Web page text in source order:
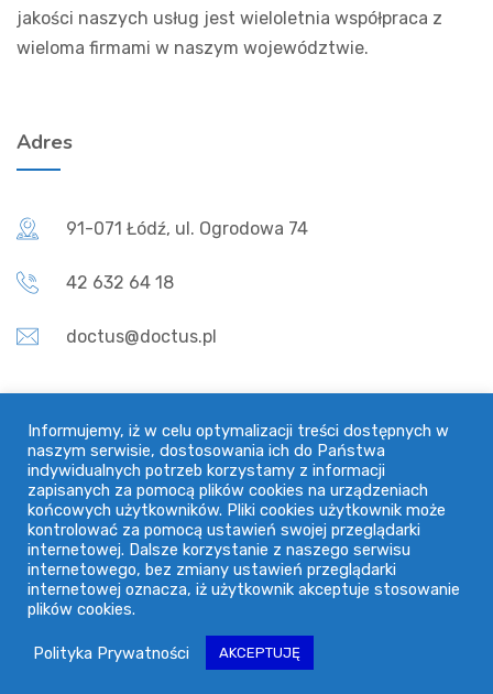
jakości naszych usług jest wieloletnia współpraca z
wieloma firmami w naszym województwie.
Adres
91-071 Łódź, ul. Ogrodowa 74
42 632 64 18
doctus@doctus.pl
Regulamin
Polityka Prywatności
© 2026. PLATFORMA DOCTUS
Informujemy, iż w celu optymalizacji treści dostępnych w
naszym serwisie, dostosowania ich do Państwa
indywidualnych potrzeb korzystamy z informacji
zapisanych za pomocą plików cookies na urządzeniach
końcowych użytkowników. Pliki cookies użytkownik może
kontrolować za pomocą ustawień swojej przeglądarki
internetowej. Dalsze korzystanie z naszego serwisu
internetowego, bez zmiany ustawień przeglądarki
internetowej oznacza, iż użytkownik akceptuje stosowanie
plików cookies.
Polityka Prywatności AKCEPTUJĘ